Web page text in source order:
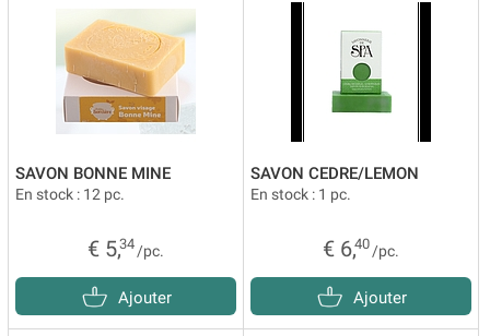
SAVON BONNE MINE
En stock : 12 pc.
€ 5,34 /pc.
Ajouter
SAVON CEDRE/LEMON
En stock : 1 pc.
€ 6,40 /pc.
Ajouter